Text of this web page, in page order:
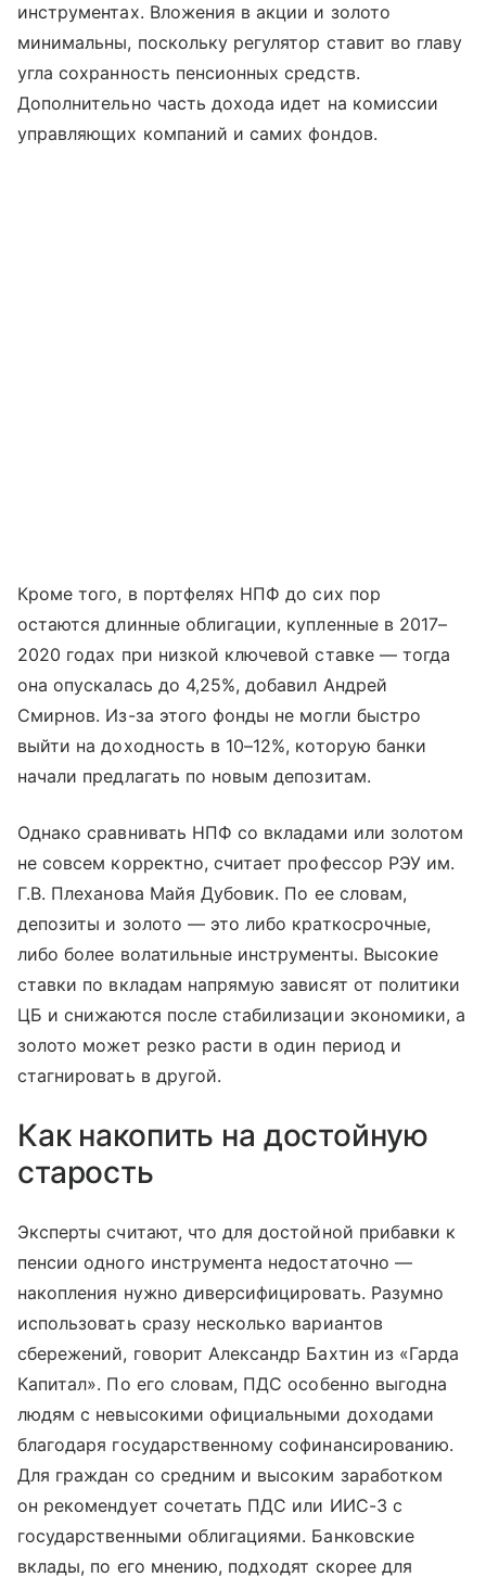
инструментах. Вложения в акции и золото
минимальны, поскольку регулятор ставит во главу
угла сохранность пенсионных средств.
Дополнительно часть дохода идет на комиссии
управляющих компаний и самих фондов.
Кроме того, в портфелях НПФ до сих пор
остаются длинные облигации, купленные в 2017–
2020 годах при низкой ключевой ставке — тогда
она опускалась до 4,25%, добавил Андрей
Смирнов. Из-за этого фонды не могли быстро
выйти на доходность в 10–12%, которую банки
начали предлагать по новым депозитам.
Однако сравнивать НПФ со вкладами или золотом
не совсем корректно, считает профессор РЭУ им.
Г.В. Плеханова Майя Дубовик. По ее словам,
депозиты и золото — это либо краткосрочные,
либо более волатильные инструменты. Высокие
ставки по вкладам напрямую зависят от политики
ЦБ и снижаются после стабилизации экономики, а
золото может резко расти в один период и
стагнировать в другой.
Как накопить на достойную
старость
Эксперты считают, что для достойной прибавки к
пенсии одного инструмента недостаточно —
накопления нужно диверсифицировать. Разумно
использовать сразу несколько вариантов
сбережений, говорит Александр Бахтин из «Гарда
Капитал». По его словам, ПДС особенно выгодна
людям с невысокими официальными доходами
благодаря государственному софинансированию.
Для граждан со средним и высоким заработком
он рекомендует сочетать ПДС или ИИС-3 с
государственными облигациями. Банковские
вклады, по его мнению, подходят скорее для